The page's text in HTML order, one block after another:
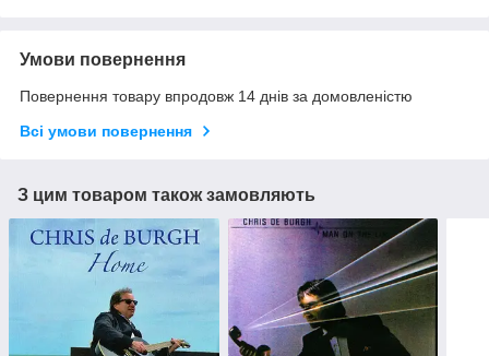
Умови повернення
Повернення товару впродовж 14 днів за домовленістю
Всі умови повернення
З цим товаром також замовляють